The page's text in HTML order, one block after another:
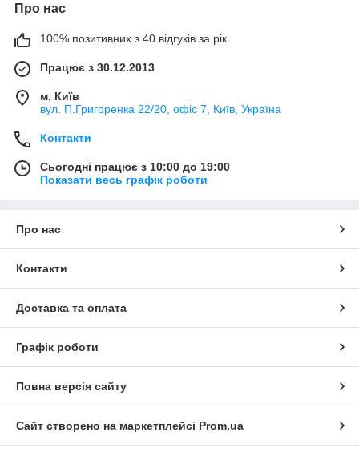
Про нас
100% позитивних з 40 відгуків за рік
Працює з 30.12.2013
м. Київ
вул. П.Григоренка 22/20, офіс 7, Київ, Україна
Контакти
Сьогодні працює з 10:00 до 19:00
Показати весь графік роботи
Про нас
Контакти
Доставка та оплата
Графік роботи
Повна версія сайту
Сайт створено на маркетплейсі Prom.ua